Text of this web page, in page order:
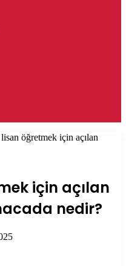
öğretmek için açılan
için açılan
nedir?